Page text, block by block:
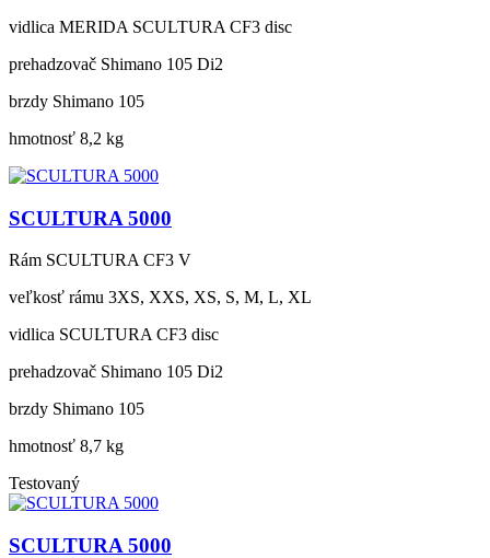
vidlica MERIDA SCULTURA CF3 disc
prehadzovač Shimano 105 Di2
brzdy Shimano 105
hmotnosť 8,2 kg
SCULTURA 5000
Rám SCULTURA CF3 V
veľkosť rámu 3XS, XXS, XS, S, M, L, XL
vidlica SCULTURA CF3 disc
prehadzovač Shimano 105 Di2
brzdy Shimano 105
hmotnosť 8,7 kg
Testovaný
SCULTURA 5000